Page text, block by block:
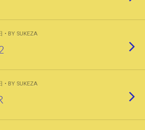
• BY SUKEZA
• BY SUKEZA